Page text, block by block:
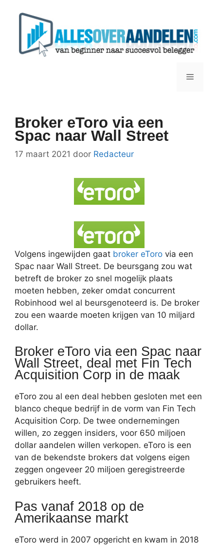
Menu
Broker eToro via een
Spac naar Wall Street
17 maart 2021 door Redacteur
Volgens ingewijden gaat broker eToro via een
Spac naar Wall Street. De beursgang zou wat
betreft de broker zo snel mogelijk plaats
moeten hebben, zeker omdat concurrent
Robinhood wel al beursgenoteerd is. De broker
zou een waarde moeten krijgen van 10 miljard
dollar.
Broker eToro via een Spac naar
Wall Street, deal met Fin Tech
Acquisition Corp in de maak
eToro zou al een deal hebben gesloten met een
blanco cheque bedrijf in de vorm van Fin Tech
Acquisition Corp. De twee ondernemingen
willen, zo zeggen insiders, voor 650 miljoen
dollar aandelen willen verkopen. eToro is een
van de bekendste brokers dat volgens eigen
zeggen ongeveer 20 miljoen geregistreerde
gebruikers heeft.
Pas vanaf 2018 op de
Amerikaanse markt
eToro werd in 2007 opgericht en kwam in 2018